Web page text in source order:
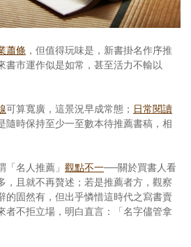
蕭條 ，但值得玩味是，新書掛名作序推
書市運作似是如常，甚至活力不輸以
可算寬廣，這景況早成常態； 日常閱讀
隨時保持至少一至數本待推薦書稿，相
名人推薦」 觀點不一──關於買書人看
，且就不再贅述；若是推薦者方，觀察
的固然有，但出乎憐惜這時代之寫書賣
者不拒立場，明白直言：「名字儘管拿